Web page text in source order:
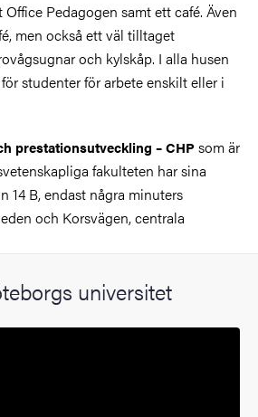
Pedagogen samt ett café. Även
men också ett väl tilltaget
och kylskåp. I alla husen
studenter för arbete enskilt eller i
prestationsutveckling – CHPsom är
fakulteten har sina
14 B, endast några minuters
och Korsvägen, centrala
universitet